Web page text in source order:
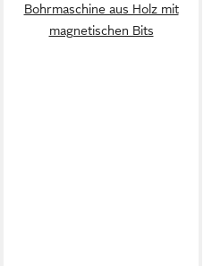
Bohrmaschine aus Holz mit
magnetischen Bits